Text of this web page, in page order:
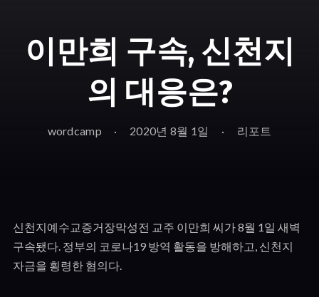
이만희 구속, 신천지
의 대응은?
wordcamp 2020년 8월 1일 리포트
신천지예수교증거장막성전 교주 이만희 씨가 8월 1일 새벽
구속됐다. 정부의 코로나19 방역 활동을 방해하고, 신천지
자금을 횡령한 혐의다.